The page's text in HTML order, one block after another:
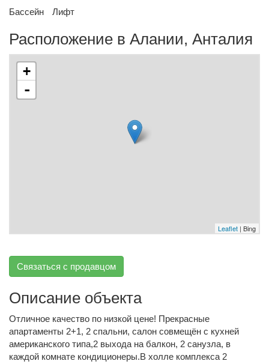
Бассейн Лифт
Расположение в Алании, Анталия
+
-
Leaflet | Bing
Связаться с продавцом
Описание объекта
Отличное качество по низкой цене! Прекрасные
апартаменты 2+1, 2 спальни, салон совмещён с кухней
американского типа,2 выхода на балкон, 2 санузла, в
каждой комнате кондиционеры.В холле комплекса 2